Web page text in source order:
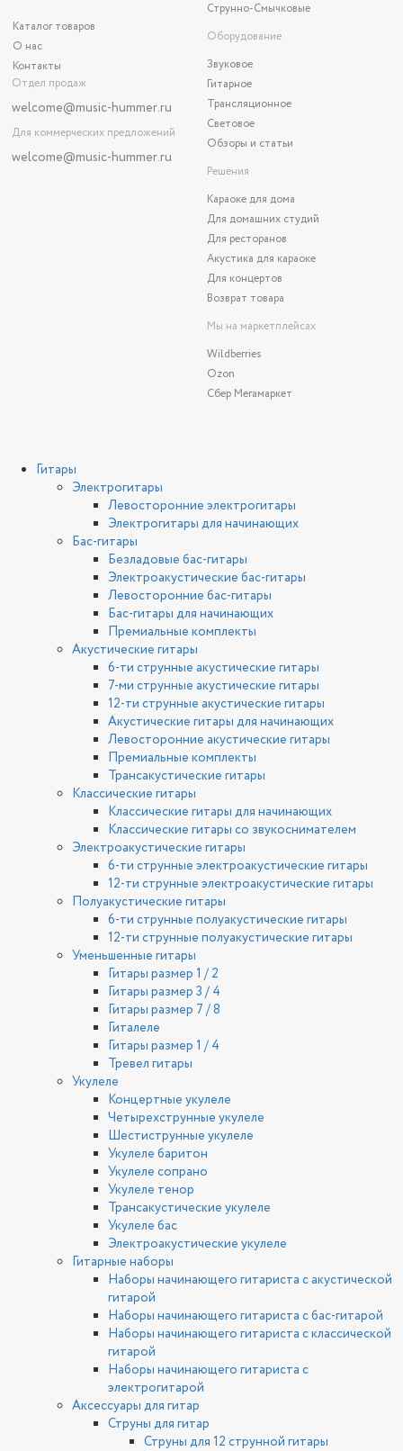
Каталог товаров
О нас
Контакты
Отдел продаж
welcome@music-hummer.ru
Для коммерческих предложений
welcome@music-hummer.ru
Струнно-Смычковые
Оборудование
Звуковое
Гитарное
Трансляционное
Световое
Обзоры и статьи
Решения
Караоке для дома
Для домашних студий
Для ресторанов
Акустика для караоке
Для концертов
Возврат товара
Мы на маркетплейсах
Wildberries
Ozon
Сбер Мегамаркет
Гитары
Электрогитары
Левосторонние электрогитары
Электрогитары для начинающих
Бас-гитары
Безладовые бас-гитары
Электроакустические бас-гитары
Левосторонние бас-гитары
Бас-гитары для начинающих
Премиальные комплекты
Акустические гитары
6-ти струнные акустические гитары
7-ми струнные акустические гитары
12-ти струнные акустические гитары
Акустические гитары для начинающих
Левосторонние акустические гитары
Премиальные комплекты
Трансакустические гитары
Классические гитары
Классические гитары для начинающих
Классические гитары со звукоснимателем
Электроакустические гитары
6-ти струнные электроакустические гитары
12-ти струнные электроакустические гитары
Полуакустические гитары
6-ти струнные полуакустические гитары
12-ти струнные полуакустические гитары
Уменьшенные гитары
Гитары размер 1 / 2
Гитары размер 3 / 4
Гитары размер 7 / 8
Гиталеле
Гитары размер 1 / 4
Тревел гитары
Укулеле
Концертные укулеле
Четырехструнные укулеле
Шестиструнные укулеле
Укулеле баритон
Укулеле сопрано
Укулеле тенор
Трансакустические укулеле
Укулеле бас
Электроакустические укулеле
Гитарные наборы
Наборы начинающего гитариста с акустической
гитарой
Наборы начинающего гитариста с бас-гитарой
Наборы начинающего гитариста с классической
гитарой
Наборы начинающего гитариста с
электрогитарой
Аксессуары для гитар
Струны для гитар
Струны для 12 струнной гитары